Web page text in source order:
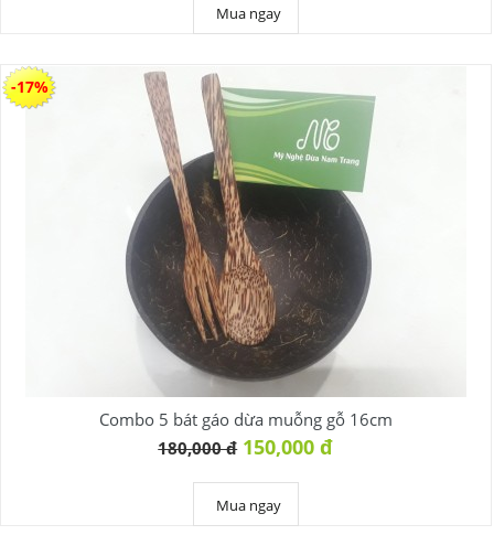
Mua ngay
Combo 5 bát gáo dừa muỗng gỗ 16cm
180,000 đ 150,000 đ
Mua ngay
-17%